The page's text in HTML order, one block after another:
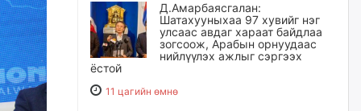
Д.Амарбаясгалан:
Шатахууныхаа 97 хувийг нэг
улсаас авдаг хараат байдлаа
зогсоож, Арабын орнуудаас
нийлүүлэх ажлыг сэргээх
ёстой
11 цагийн өмнө